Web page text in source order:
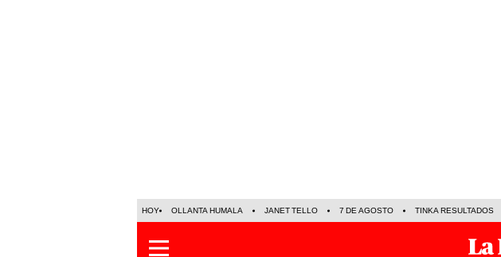
HOY OLLANTA HUMALA JANET TELLO 7 DE AGOSTO TINKA RESULTADOS